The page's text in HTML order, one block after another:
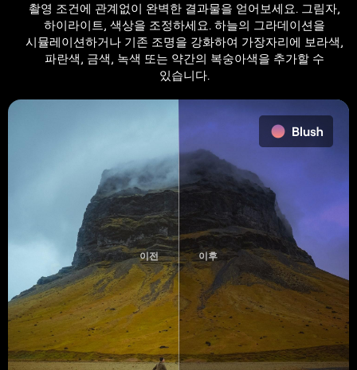
촬영 조건에 관계없이 완벽한 결과물을 얻어보세요. 그림자,
하이라이트, 색상을 조정하세요. 하늘의 그라데이션을
시뮬레이션하거나 기존 조명을 강화하여 가장자리에 보라색,
파란색, 금색, 녹색 또는 약간의 복숭아색을 추가할 수
있습니다.
이전 이후